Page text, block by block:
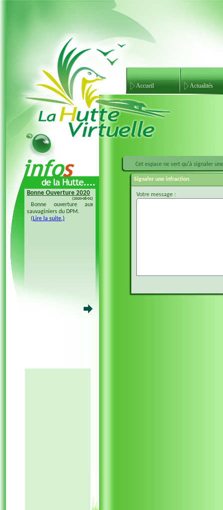
Accueil Actualités
Bonne Ouverture 2020
(2020-08-01)
Bonne ouverture aux
sauvaginiers du DPM.
(Lire la suite.)
Bonne Ouverture 2018
(2018-08-04)
Cet espace ne sert qu'à signaler
Signaler une infraction
Votre message :